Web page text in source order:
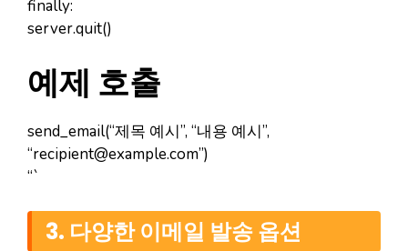
finally:
server.quit()
예제 호출
send_email(“제목 예시”, “내용 예시”,
“recipient@example.com”)
“`
3. 다양한 이메일 발송 옵션